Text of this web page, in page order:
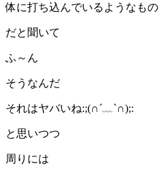
体に打ち込んでいるようなもの
だと聞いて
ふ～ん
そうなんだ
それはヤバいね:;(∩´﹏`∩);:
と思いつつ
周りには